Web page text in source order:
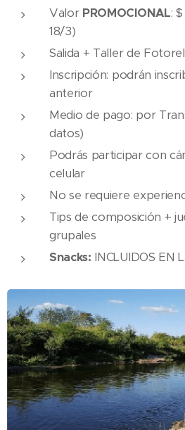
Valor PROMOCIONAL:
18/3)
Salida + Taller de
Inscripción: podrán
anterior
Medio de pago: por
datos)
Podrás participar con
celular
No se requiere
Tips de composición +
grupales
Snacks: INCLUIDOS EN